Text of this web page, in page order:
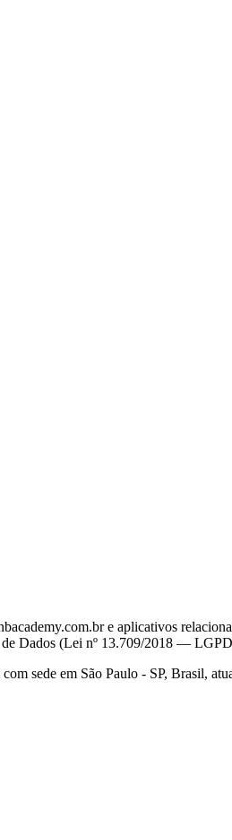
e aplicativos
Dados (Lei nº 13.709/2018 —
sede em São Paulo - SP, Brasil,